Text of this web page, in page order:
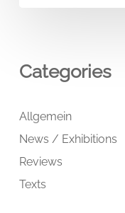
Categories
Allgemein
News / Exhibitions
Reviews
Texts